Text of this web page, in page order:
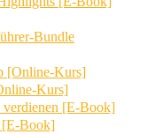
Bundle
[Online-Kurs]
Kurs]
verdienen [E-Book]
[E-Book]